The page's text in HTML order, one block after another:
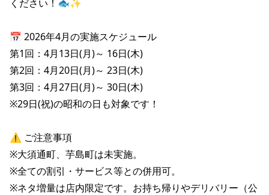
適時開示資料
ください！🐟✨
📅 2026年4月の実施スケジュール
第1回：4月13日(月)～ 16日(木)
第2回：4月20日(月)～ 23日(木)
第3回：4月27日(月)～ 30日(木)
※29日(祝)の昭和の日も対象です！
⚠️ ご注意事項
※大須通町、芋島町は未実施。
※全ての割引・サービス等との併用可。
※ネタ増量は店内限定です。お持ち帰りやデリバリー（公